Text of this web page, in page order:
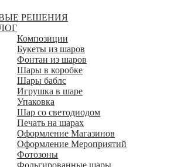
РЕШЕНИЯ
Композиции
Букеты из шаров
Фонтан из шаров
Шары в коробке
Шары баблс
Игрушка в шаре
Упаковка
Шар со светодиодом
Печать на шарах
Оформление Магазинов
Оформление Мероприятий
Фотозоны
Фольгированные шары